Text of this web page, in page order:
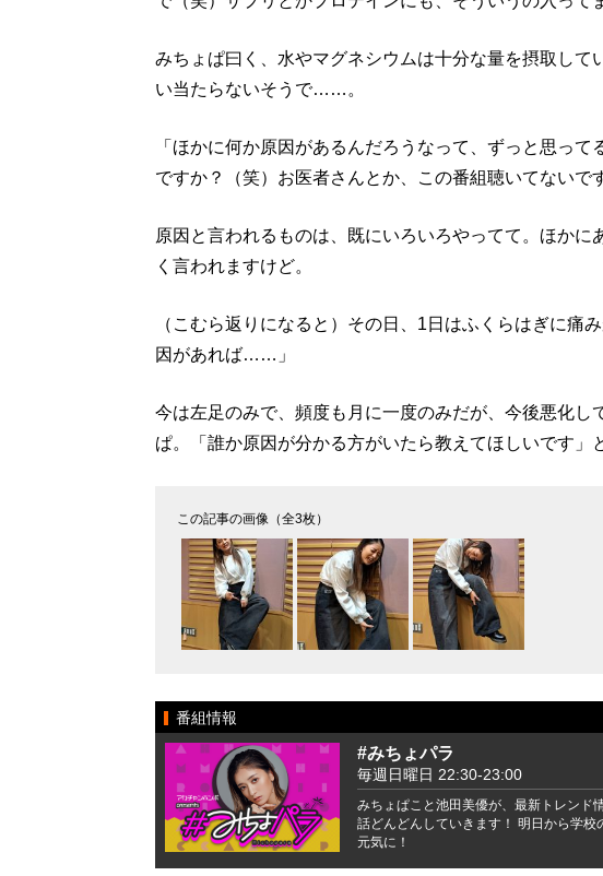
みちょぱ曰く、水やマグネシウムは十分な量を摂取して
い当たらないそうで……。
「ほかに何か原因があるんだろうなって、ずっと思っ
ですか？（笑）お医者さんとか、この番組聴いてないで
原因と言われるものは、既にいろいろやってて。ほかに
く言われますけど。
（こむら返りになると）その日、1日はふくらはぎに痛
因があれば……」
今は左足のみで、頻度も月に一度のみだが、今後悪化し
ぱ。「誰か原因が分かる方がいたら教えてほしいです」
この記事の画像（全3枚）
番組情報
#みちょパラ
毎週日曜日 22:30-23:00
みちょぱこと池田美優が、最新トレンド
話どんどんしていきます！ 明日から学
元気に！